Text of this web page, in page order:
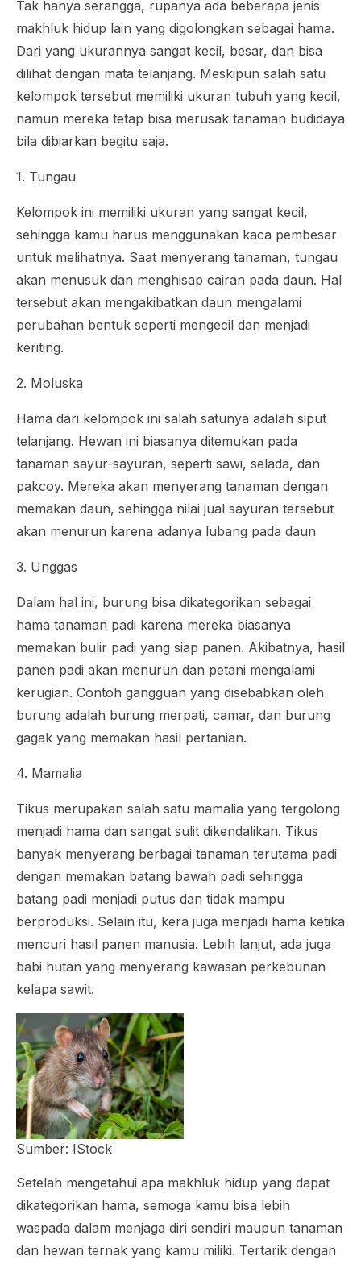
Tak hanya serangga, rupanya ada beberapa jenis
makhluk hidup lain yang digolongkan sebagai hama.
Dari yang ukurannya sangat kecil, besar, dan bisa
dilihat dengan mata telanjang. Meskipun salah satu
kelompok tersebut memiliki ukuran tubuh yang kecil,
namun mereka tetap bisa merusak tanaman budidaya
bila dibiarkan begitu saja.
1. Tungau
Kelompok ini memiliki ukuran yang sangat kecil,
sehingga kamu harus menggunakan kaca pembesar
untuk melihatnya. Saat menyerang tanaman, tungau
akan menusuk dan menghisap cairan pada daun. Hal
tersebut akan mengakibatkan daun mengalami
perubahan bentuk seperti mengecil dan menjadi
keriting.
2. Moluska
Hama dari kelompok ini salah satunya adalah siput
telanjang. Hewan ini biasanya ditemukan pada
tanaman sayur-sayuran, seperti sawi, selada, dan
pakcoy. Mereka akan menyerang tanaman dengan
memakan daun, sehingga nilai jual sayuran tersebut
akan menurun karena adanya lubang pada daun
3. Unggas
Dalam hal ini, burung bisa dikategorikan sebagai
hama tanaman padi karena mereka biasanya
memakan bulir padi yang siap panen. Akibatnya, hasil
panen padi akan menurun dan petani mengalami
kerugian. Contoh gangguan yang disebabkan oleh
burung adalah burung merpati, camar, dan burung
gagak yang memakan hasil pertanian.
4. Mamalia
Tikus merupakan salah satu mamalia yang tergolong
menjadi hama dan sangat sulit dikendalikan. Tikus
banyak menyerang berbagai tanaman terutama padi
dengan memakan batang bawah padi sehingga
batang padi menjadi putus dan tidak mampu
berproduksi. Selain itu, kera juga menjadi hama ketika
mencuri hasil panen manusia. Lebih lanjut, ada juga
babi hutan yang menyerang kawasan perkebunan
kelapa sawit.
Sumber: IStock
Setelah mengetahui apa makhluk hidup yang dapat
dikategorikan hama, semoga kamu bisa lebih
waspada dalam menjaga diri sendiri maupun tanaman
dan hewan ternak yang kamu miliki. Tertarik dengan